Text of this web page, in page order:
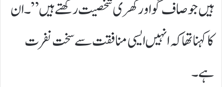
ہیں جو صاف گو اور کھری شخصیت رکھتے ہیں”۔ ان
کا کہنا تھا کہ انہیں ایسی منافقت سے سخت نفرت
ہے۔